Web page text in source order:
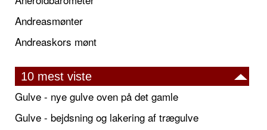
Andreasmønter
Andreaskors mønt
10 mest viste
Gulve - nye gulve oven på det gamle
Gulve - bejdsning og lakering af trægulve